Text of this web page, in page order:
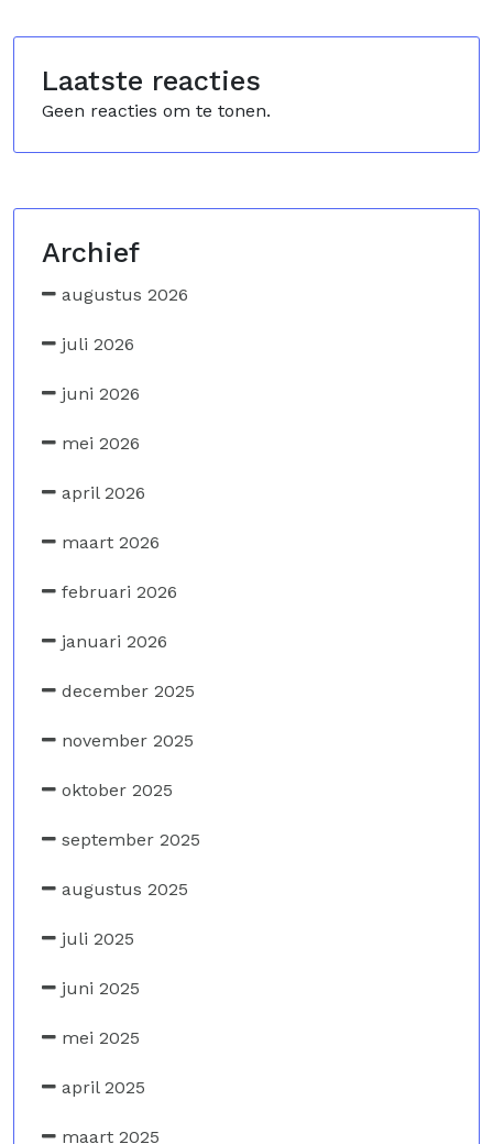
Laatste reacties
Geen reacties om te tonen.
Archief
augustus 2026
juli 2026
juni 2026
mei 2026
april 2026
maart 2026
februari 2026
januari 2026
december 2025
november 2025
oktober 2025
september 2025
augustus 2025
juli 2025
juni 2025
mei 2025
april 2025
maart 2025